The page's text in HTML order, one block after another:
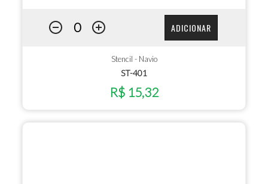
ADICIONAR
Stencil - Navio
ST-401
R$ 15,32